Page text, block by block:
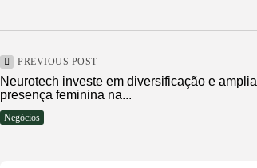
PREVIOUS POST
Neurotech investe em diversificação e amplia
presença feminina na...
Negócios